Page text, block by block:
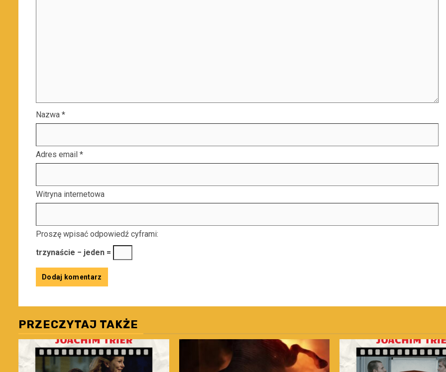
Nazwa *
Adres email *
Witryna internetowa
Proszę wpisać odpowiedź cyframi:
trzynaście − jeden =
PRZECZYTAJ TAKŻE